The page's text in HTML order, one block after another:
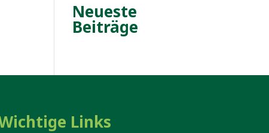
Neueste
Beiträge
Links